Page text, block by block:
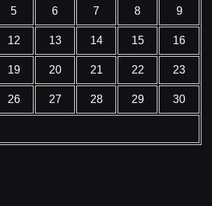
5 6 7 8 9
12 13 14 15 16
19 20 21 22 23
26 27 28 29 30